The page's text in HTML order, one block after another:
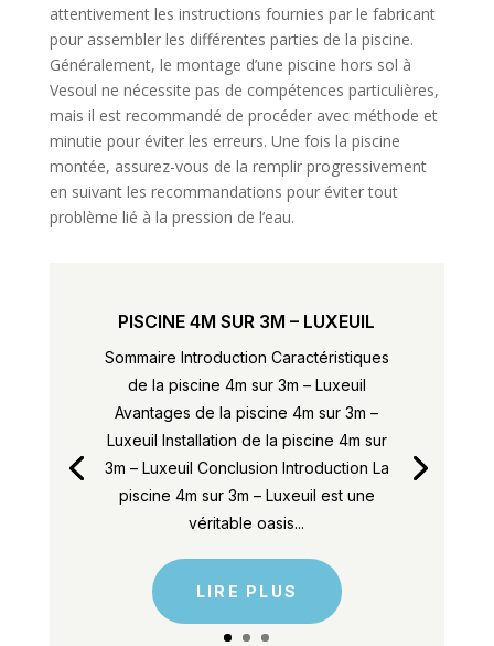
attentivement les instructions fournies par le fabricant
pour assembler les différentes parties de la piscine.
Généralement, le montage d’une piscine hors sol à
Vesoul ne nécessite pas de compétences particulières,
mais il est recommandé de procéder avec méthode et
minutie pour éviter les erreurs. Une fois la piscine
montée, assurez-vous de la remplir progressivement
en suivant les recommandations pour éviter tout
problème lié à la pression de l’eau.
PISCINE 4M SUR 3M – LUXEUIL
Sommaire Introduction Caractéristiques
de la piscine 4m sur 3m – Luxeuil
Avantages de la piscine 4m sur 3m –
Luxeuil Installation de la piscine 4m sur
3m – Luxeuil Conclusion Introduction La
piscine 4m sur 3m – Luxeuil est une
véritable oasis...
LIRE PLUS